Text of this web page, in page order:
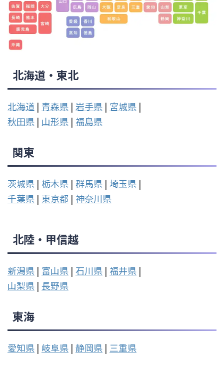
北海道・東北
北海道 | 青森県 | 岩手県 | 宮城県 |
秋田県 | 山形県 | 福島県
関東
茨城県 | 栃木県 | 群馬県 | 埼玉県 |
千葉県 | 東京都 | 神奈川県
北陸・甲信越
新潟県 | 富山県 | 石川県 | 福井県 |
山梨県 | 長野県
東海
愛知県 | 岐阜県 | 静岡県 | 三重県